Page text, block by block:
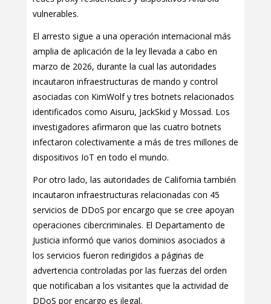
vulnerables.
El arresto sigue a una operación internacional más
amplia de aplicación de la ley llevada a cabo en
marzo de 2026, durante la cual las autoridades
incautaron infraestructuras de mando y control
asociadas con KimWolf y tres botnets relacionados
identificados como Aisuru, JackSkid y Mossad. Los
investigadores afirmaron que las cuatro botnets
infectaron colectivamente a más de tres millones de
dispositivos IoT en todo el mundo.
Por otro lado, las autoridades de California también
incautaron infraestructuras relacionadas con 45
servicios de DDoS por encargo que se cree apoyan
operaciones cibercriminales. El Departamento de
Justicia informó que varios dominios asociados a
los servicios fueron redirigidos a páginas de
advertencia controladas por las fuerzas del orden
que notificaban a los visitantes que la actividad de
DDoS por encargo es ilegal.